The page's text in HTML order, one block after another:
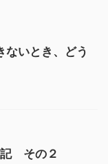
ないとき、どう
記 その２